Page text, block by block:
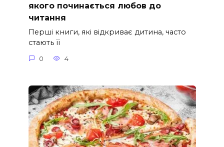
якого починається любов до
читання
Перші книги, які відкриває дитина, часто
стають її
0 4